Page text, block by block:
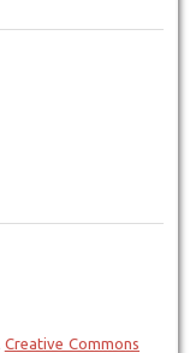
Creative Commons